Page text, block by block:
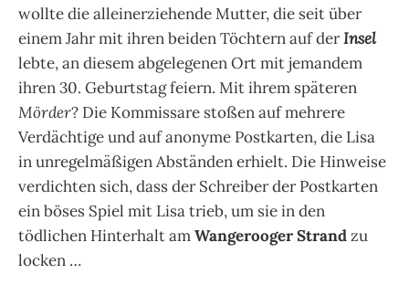
wollte die alleinerziehende Mutter, die seit über
einem Jahr mit ihren beiden Töchtern auf derInsel
lebte, an diesem abgelegenen Ort mit jemandem
ihren 30. Geburtstag feiern. Mit ihrem späteren
Mörder? Die Kommissare stoßen auf mehrere
Verdächtige und auf anonyme Postkarten, die Lisa
in unregelmäßigen Abständen erhielt. Die Hinweise
verdichten sich, dass der Schreiber der Postkarten
ein böses Spiel mit Lisa trieb, um sie in den
tödlichen Hinterhalt amWangerooger Strandzu
locken …